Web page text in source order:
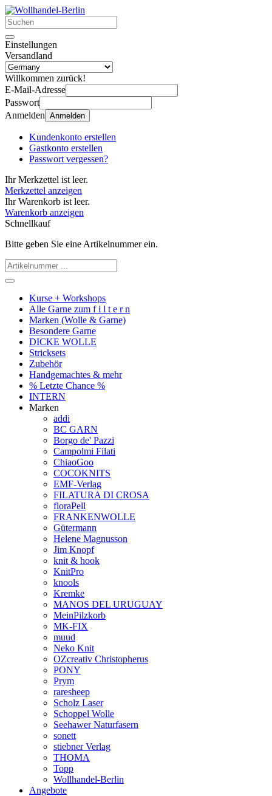
Einstellungen
Versandland
Willkommen zurück!
E-Mail-Adresse
Passwort
Anmelden Anmelden
Kundenkonto erstellen
Gastkonto erstellen
Passwort vergessen?
Ihr Merkzettel ist leer.
Merkzettel anzeigen
Ihr Warenkorb ist leer.
Warenkorb anzeigen
Schnellkauf
Bitte geben Sie eine Artikelnummer ein.
Kurse + Workshops
Alle Garne zum f i l t e r n
Marken (Wolle & Garne)
Besondere Garne
DICKE WOLLE
Stricksets
Zubehör
Handgemachtes & mehr
% Letzte Chance %
INTERN
Marken
addi
BC GARN
Borgo de' Pazzi
Campolmi Filati
ChiaoGoo
COCOKNITS
EMF-Verlag
FILATURA DI CROSA
floraPell
FRANKENWOLLE
Gütermann
Helene Magnusson
Jim Knopf
knit & hook
KnitPro
knools
Kremke
MANOS DEL URUGUAY
MeinPilzkorb
MK-FIX
muud
Neko Knit
OZcreativ Christopherus
PONY
Prym
raresheep
Scholz Laser
Schoppel Wolle
Seehawer Naturfasern
sonett
stiebner Verlag
THOMA
Topp
Wollhandel-Berlin
Angebote